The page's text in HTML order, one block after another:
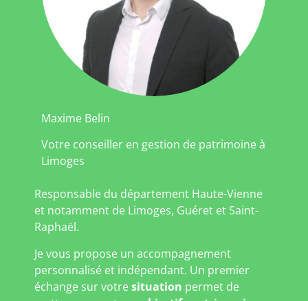
Maxime Belin
Votre conseiller en gestion de patrimoine à
Limoges
Responsable du département Haute-Vienne
et notamment de Limoges, Guéret et Saint-
Raphaël.
Je vous propose un accompagnement
personnalisé et indépendant. Un premier
échange sur votresituation permet de